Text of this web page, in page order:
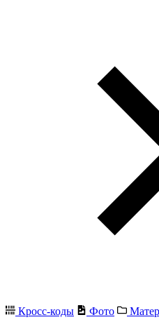
Кросс-коды Фото